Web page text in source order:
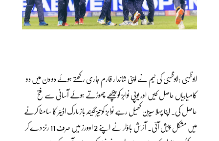
ابوظہبی :ابوظہبی کی ٹیم نے اپنی شاندار فارم جاری رکھتے ہوئے دو دن میں دو
کامیابیاں حاصل کیں اور یوپی نوابز کو پیچھے چھوڑتے ہوئے آسانی سے فتح
حاصل کی۔ اپنا پہلا سیزن کھیل رہے نوابز کو تیز گیند باز مارک اڈیئر کا سامنا کرنے
میں مشکل پیش آئی۔ آئرش باؤلر نے اپنے 2 اوورز میں صرف 11 رنز دے کر